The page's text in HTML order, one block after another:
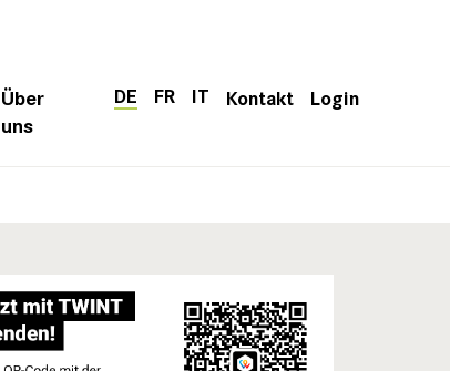
Über
uns
DE FR IT Kontakt Login